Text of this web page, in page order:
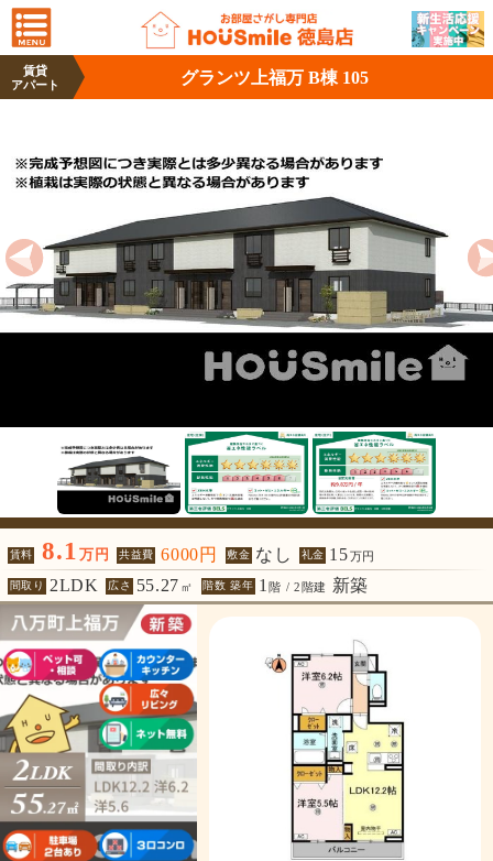
賃貸
アパート
グランツ上福万 B棟 105
賃料 8.1 万円 共益費 6000円 敷金 なし 礼金 15万円
間取り 2LDK 広さ 55.27 ㎡ 階数 築年 1 階 / 2階建 新築